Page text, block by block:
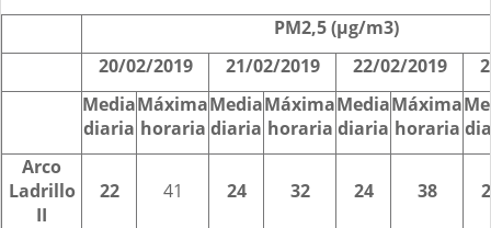
PM2,5 (µg/m3)
20/02/2019
21/02/2019 22/02/2019
Media
diaria
Máxima
horaria
Media
diaria
Máxima
horaria
Media
diaria
Máxima
horaria
Arco
Ladrillo
II
22 41 24 32 24 38